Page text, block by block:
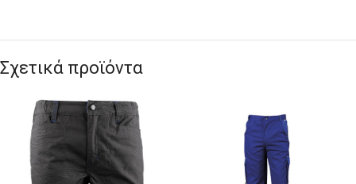
Σχετικά προϊόντα